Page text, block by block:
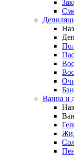
Ванна и